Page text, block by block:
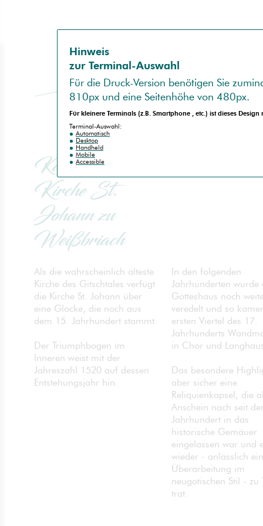
Katholische
Kirche St.
Johann zu
Weißbriach
Als die wahrscheinlich älteste
Kirche des Gitschtales verfügt
die Kirche St. Johann über
eine Glocke, die noch aus
dem 15. Jahrhundert stammt.
Der Triumphbogen im
Inneren weist mit der
Jahreszahl 1520 auf dessen
Entstehungsjahr hin.
In den folgenden
Jahrhunderten wurde
Gotteshaus noch
veredelt und so
ersten Viertel des 17.
Jahrhunderts
in Chor und
Das besondere
aber sicher eine
Reliquienkapsel, die
Anschein nach seit
Jahrhundert in das
historische Gemäuer
eingelassen war und
wieder - anlässlich
Überarbeitung im
neugotischen Stil - zu
trat.
Hinweis
zur Terminal-Auswahl
Für die Druck-Version benötigen Sie
810px und eine Seitenhöhe von 480px.
Für kleinere Terminals (z.B. Smartphone , etc.) ist dieses
Terminal-Auswahl:
Automatisch
Desktop
Handheld
Mobile
Accessible